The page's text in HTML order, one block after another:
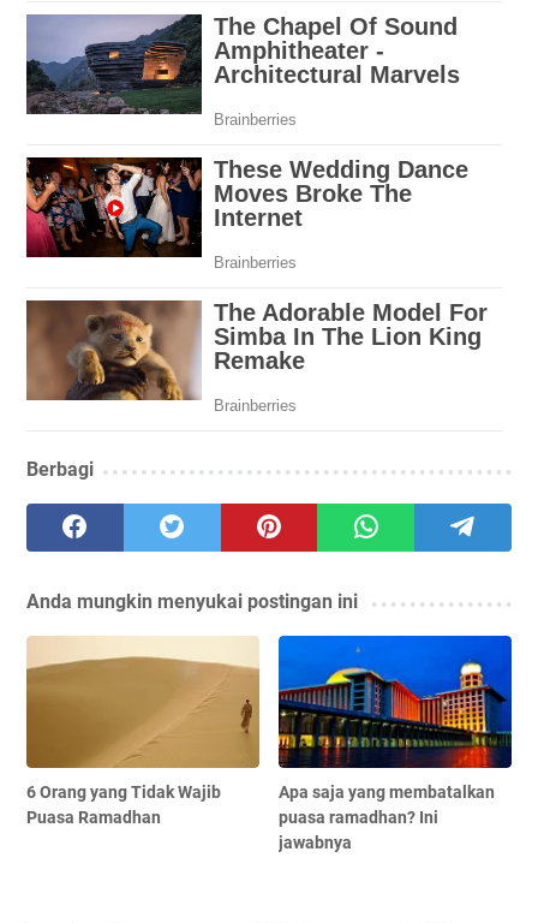
Berbagi
Anda mungkin menyukai postingan ini
6 Orang yang Tidak Wajib
Puasa Ramadhan
Apa saja yang membatalkan
puasa ramadhan? Ini
jawabnya